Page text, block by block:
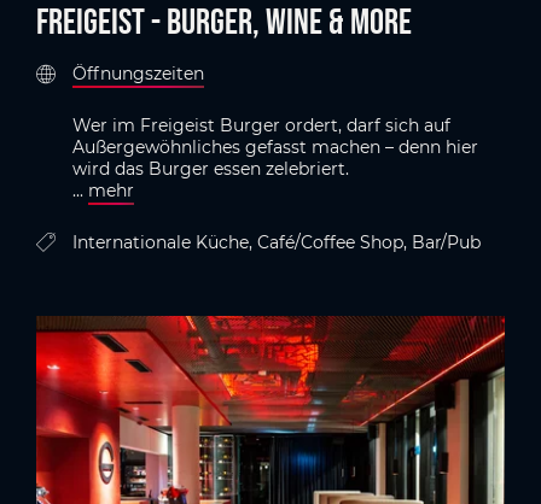
Freigeist - Burger, Wine & More
Öffnungszeiten
Wer im Freigeist Burger ordert, darf sich auf
Außergewöhnliches gefasst machen – denn hier
wird das Burger essen zelebriert.
... mehr
Internationale Küche, Café/Coffee Shop, Bar/Pub